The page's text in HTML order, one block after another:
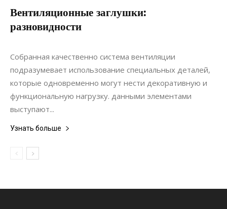
Вентиляционные заглушки:
разновидности
23.08.2020
Собранная качественно система вентиляции
подразумевает использование специальных деталей,
которые одновременно могут нести декоративную и
функциональную нагрузку. данными элементами
выступают...
Узнать больше